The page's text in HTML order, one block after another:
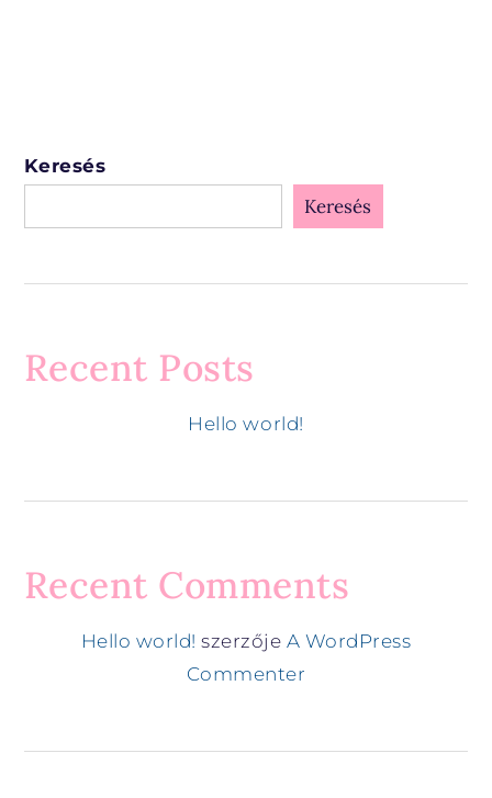
Keresés
Keresés
Recent Posts
Hello world!
Recent Comments
Hello world! szerzője A WordPress
Commenter